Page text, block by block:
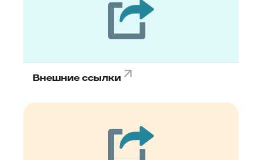
Внешние ссылки